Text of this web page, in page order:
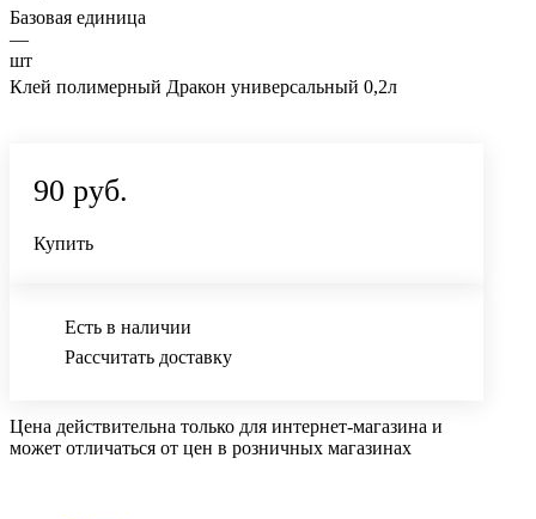
Базовая единица
—
шт
Клей полимерный Дракон универсальный 0,2л
90 руб.
Купить
Есть в наличии
Рассчитать доставку
Цена действительна только для интернет-магазина и
может отличаться от цен в розничных магазинах